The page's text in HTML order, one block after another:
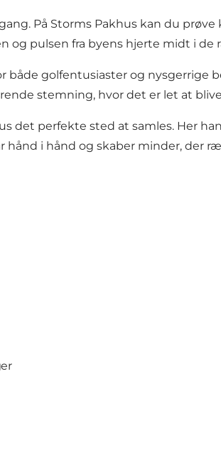
På Storms Pakhus kan du
pulsen fra byens hjerte midt i de
både golfentusiaster og nysgerrige
stemning, hvor det er let at
det perfekte sted at samles. Her
i hånd og skaber minder, der